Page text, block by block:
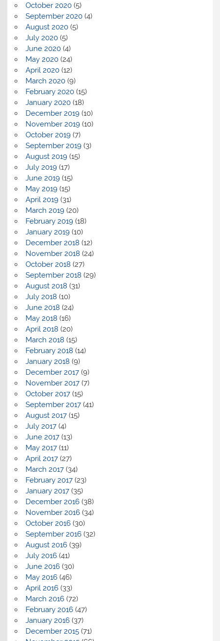
October 2020(5)
September 2020(4)
August 2020(5)
July 2020(5)
June 2020(4)
May 2020(24)
April 2020(12)
March 2020(9)
February 2020(15)
January 2020(18)
December 2019(10)
November 2019(10)
October 2019(7)
September 2019(3)
August 2019(15)
July 2019(17)
June 2019(15)
May 2019(15)
April 2019(31)
March 2019(20)
February 2019(18)
January 2019(10)
December 2018 (12)
November 2018 (24)
October 2018 (27)
September 2018 (29)
August 2018 (31)
July 2018 (10)
June 2018 (24)
May 2018 (16)
April 2018 (20)
March 2018 (15)
February 2018 (14)
January 2018 (9)
December 2017(9)
November 2017(7)
October 2017(15)
September 2017(41)
August 2017(15)
July 2017(4)
June 2017(13)
May 2017(11)
April 2017(27)
March 2017(34)
February 2017(23)
January 2017(35)
December 2016(38)
November 2016(34)
October 2016(30)
September 2016(32)
August 2016(39)
July 2016(41)
June 2016(30)
May 2016(46)
April 2016(33)
March 2016(72)
February 2016(47)
January 2016(37)
December 2015(71)